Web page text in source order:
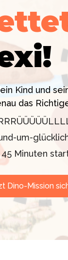
TV-Profi (ZDF
Rooms
Kind und
das
um-
45 Minuten
Dino-Mission
High-Tech
Knackt
12–99
inklusive
werden